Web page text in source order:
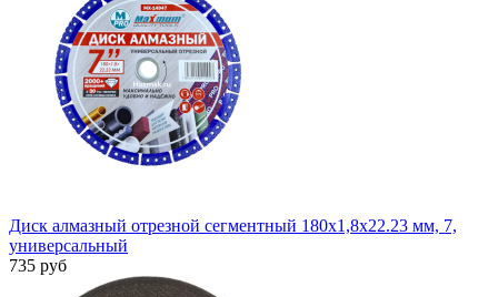
Диск алмазный отрезной сегментный 180x1,8x22.23 мм, 7,
универсальный
735 руб